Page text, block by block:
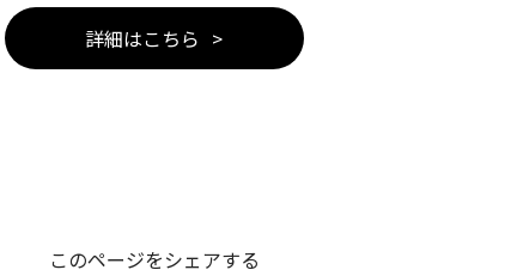
詳細はこちら
このページをシェアする